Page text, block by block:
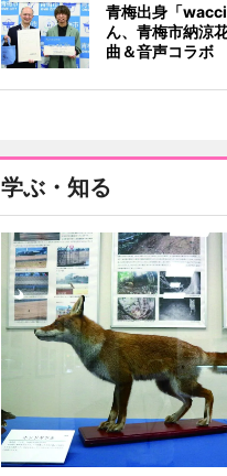
青梅出身「
ん、青梅市納涼
曲＆音声コラボ
学ぶ・知る